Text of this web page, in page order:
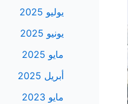
يوليو 2025
يونيو 2025
مايو 2025
أبريل 2025
مايو 2023